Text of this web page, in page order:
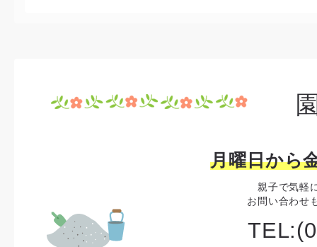
月曜日から
親子で気軽
お問い合わせ